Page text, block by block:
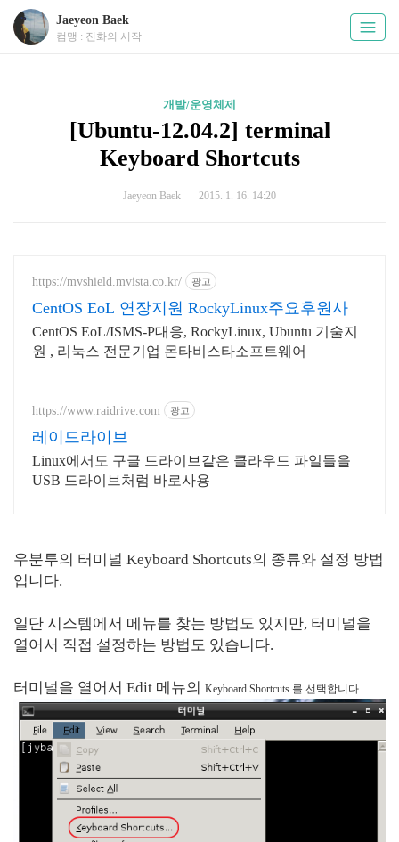
Jaeyeon Baek
컴맹 : 진화의 시작
개발/운영체제
[Ubuntu-12.04.2] terminal
Keyboard Shortcuts
Jaeyeon Baek 2015. 1. 16. 14:20
https://mvshield.mvista.co.kr/ 광고
CentOS EoL 연장지원 RockyLinux주요후원사
CentOS EoL/ISMS-P대응, RockyLinux, Ubuntu 기술지
원 , 리눅스 전문기업 몬타비스타소프트웨어
https://www.raidrive.com 광고
레이드라이브
Linux에서도 구글 드라이브같은 클라우드 파일들을
USB 드라이브처럼 바로사용
우분투의 터미널 Keyboard Shortcuts의 종류와 설정 방법
입니다.
일단 시스템에서 메뉴를 찾는 방법도 있지만, 터미널을
열어서 직접 설정하는 방법도 있습니다.
터미널을 열어서 Edit 메뉴의 Keyboard Shortcuts 를 선택합니다.